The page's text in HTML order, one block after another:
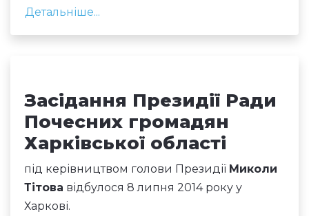
Детальніше...
Засідання Президії Ради
Почесних громадян
Харківської області
під керівництвом голови Президії Миколи
Тітова відбулося 8 липня 2014 року у
Харкові.